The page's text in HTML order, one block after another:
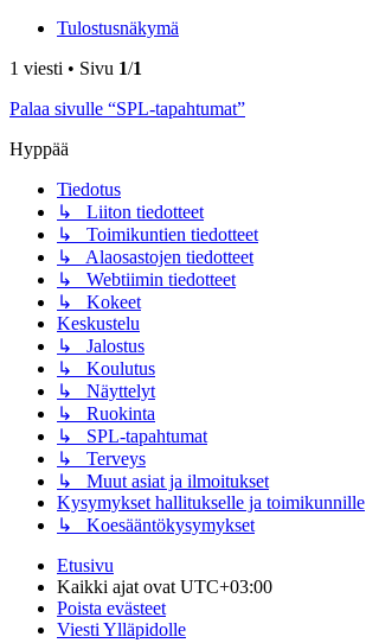
Tulostusnäkymä
1 viesti • Sivu 1/1
Palaa sivulle “SPL-tapahtumat”
Hyppää
Tiedotus
↳ Liiton tiedotteet
↳ Toimikuntien tiedotteet
↳ Alaosastojen tiedotteet
↳ Webtiimin tiedotteet
↳ Kokeet
Keskustelu
↳ Jalostus
↳ Koulutus
↳ Näyttelyt
↳ Ruokinta
↳ SPL-tapahtumat
↳ Terveys
↳ Muut asiat ja ilmoitukset
Kysymykset hallitukselle ja toimikunnille
↳ Koesääntökysymykset
Etusivu
Kaikki ajat ovat UTC+03:00
Poista evästeet
Viesti Ylläpidolle